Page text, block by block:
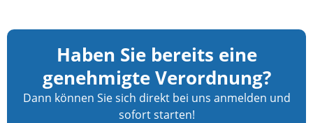
Haben Sie bereits eine
genehmigte Verordnung?
Dann können Sie sich direkt bei uns anmelden und
sofort starten!